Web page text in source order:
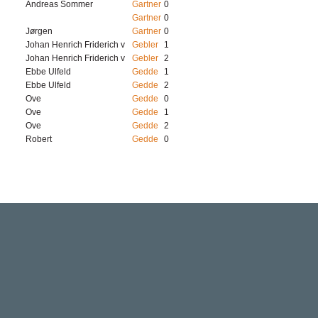
Andreas Sommer
Gartner 0
Gartner 0
Jørgen
Gartner 0
Johan Henrich Friderich v
Gebler
1
Johan Henrich Friderich v
Gebler 2
Ebbe Ulfeld
Gedde
1
Ebbe Ulfeld
Gedde
2
Ove
Gedde
0
Ove
Gedde
1
Ove
Gedde
2
Robert
Gedde 0